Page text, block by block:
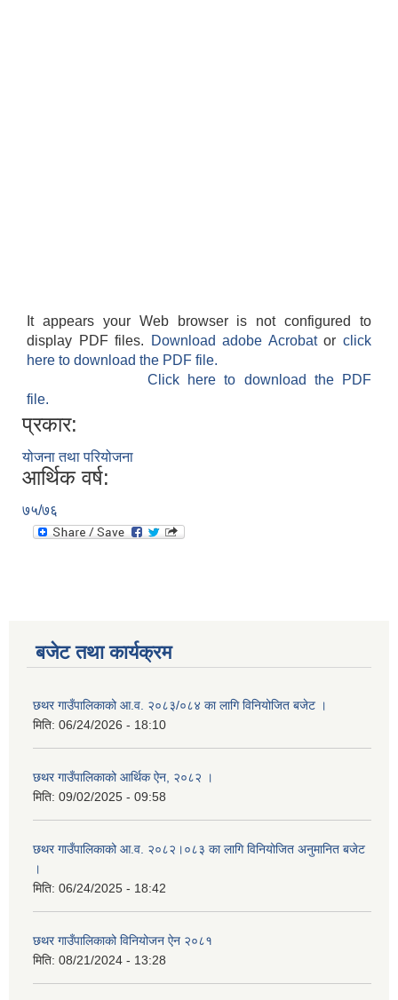
It appears your Web browser is not configured to
display PDF files.
Download adobe Acrobatorclick
here to download the PDF file.
Click here to download the PDF
file.
प्रकार:
योजना तथा परियोजना
आर्थिक वर्ष:
७५/७६
बजेट तथा कार्यक्रम
छथर गाउँपालिकाको आ.व. २०८३/०८४ का लागि विनियोजित बजेट ।
मिति: 06/24/2026 - 18:10
छथर गाउँपालिकाको आर्थिक ऐन, २०८२ ।
मिति: 09/02/2025 - 09:58
छथर गाउँपालिकाको आ.व. २०८२।०८३ का लागि विनियोजित अनुमानित बजेट
।
मिति: 06/24/2025 - 18:42
छथर गाउँपालिकाको विनियोजन ऐन २०८१
मिति: 08/21/2024 - 13:28